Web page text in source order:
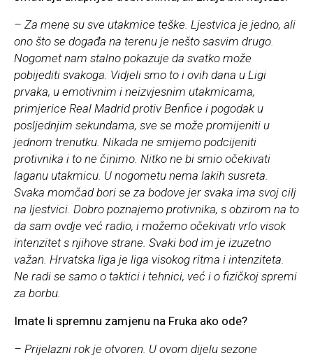
– Za mene su sve utakmice teške. Ljestvica je jedno, ali
ono što se događa na terenu je nešto sasvim drugo.
Nogomet nam stalno pokazuje da svatko može
pobijediti svakoga. Vidjeli smo to i ovih dana u Ligi
prvaka, u emotivnim i neizvjesnim utakmicama,
primjerice Real Madrid protiv Benfice i pogodak u
posljednjim sekundama, sve se može promijeniti u
jednom trenutku. Nikada ne smijemo podcijeniti
protivnika i to ne činimo. Nitko ne bi smio očekivati
laganu utakmicu. U nogometu nema lakih susreta.
Svaka momčad bori se za bodove jer svaka ima svoj cilj
na ljestvici. Dobro poznajemo protivnika, s obzirom na to
da sam ovdje već radio, i možemo očekivati vrlo visok
intenzitet s njihove strane. Svaki bod im je izuzetno
važan. Hrvatska liga je liga visokog ritma i intenziteta.
Ne radi se samo o taktici i tehnici, već i o fizičkoj spremi
za borbu.
Imate li spremnu zamjenu na Fruka ako ode?
– Prijelazni rok je otvoren. U ovom dijelu sezone